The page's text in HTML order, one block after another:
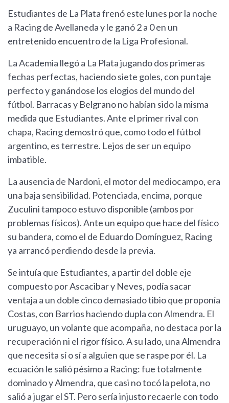
Estudiantes de La Plata frenó este lunes por la noche
a Racing de Avellaneda y le ganó 2 a 0 en un
entretenido encuentro de la Liga Profesional.
La Academia llegó a La Plata jugando dos primeras
fechas perfectas, haciendo siete goles, con puntaje
perfecto y ganándose los elogios del mundo del
fútbol. Barracas y Belgrano no habían sido la misma
medida que Estudiantes. Ante el primer rival con
chapa, Racing demostró que, como todo el fútbol
argentino, es terrestre. Lejos de ser un equipo
imbatible.
La ausencia de Nardoni, el motor del mediocampo, era
una baja sensibilidad. Potenciada, encima, porque
Zuculini tampoco estuvo disponible (ambos por
problemas físicos). Ante un equipo que hace del físico
su bandera, como el de Eduardo Domínguez, Racing
ya arrancó perdiendo desde la previa.
Se intuía que Estudiantes, a partir del doble eje
compuesto por Ascacibar y Neves, podía sacar
ventaja a un doble cinco demasiado tibio que proponía
Costas, con Barrios haciendo dupla con Almendra. El
uruguayo, un volante que acompaña, no destaca por la
recuperación ni el rigor físico. A su lado, una Almendra
que necesita sí o sí a alguien que se raspe por él. La
ecuación le salió pésimo a Racing: fue totalmente
dominado y Almendra, que casi no tocó la pelota, no
salió a jugar el ST. Pero sería injusto recaerle con todo